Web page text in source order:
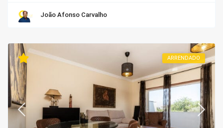
João Afonso Carvalho
ARRENDADO